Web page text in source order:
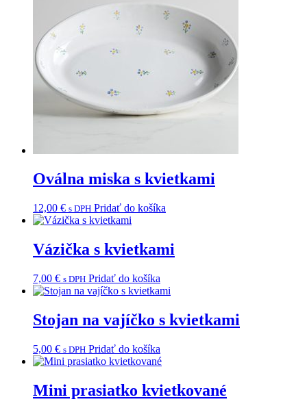
Oválna miska s kvietkami
12,00 € s DPH Pridať do košíka
Vázička s kvietkami
7,00 € s DPH Pridať do košíka
Stojan na vajíčko s kvietkami
5,00 € s DPH Pridať do košíka
Mini prasiatko kvietkované